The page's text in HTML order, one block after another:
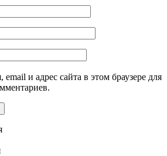
и адрес сайта в этом браузере для